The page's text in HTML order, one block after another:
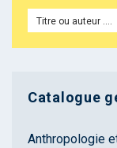
Catalogue
Anthropologie